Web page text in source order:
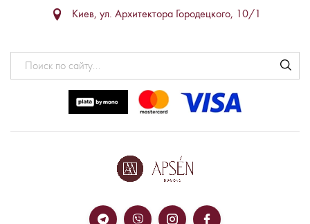
Киев, ул. Архитектора Городецкого, 10/1